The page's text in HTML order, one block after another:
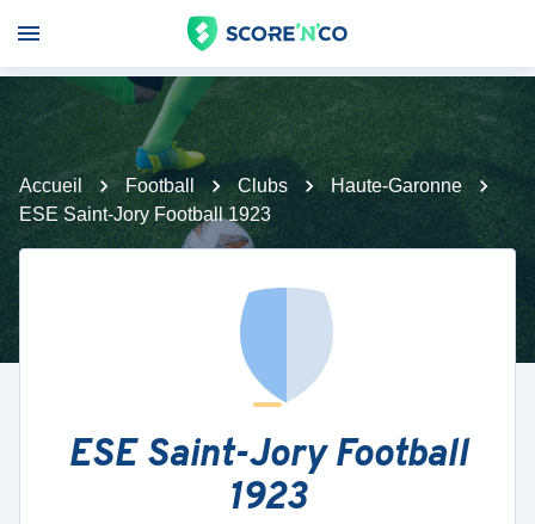
Accueil Football Clubs
Haute-Garonne
ESE Saint-Jory Football 1923
ESE Saint-Jory Football
1923